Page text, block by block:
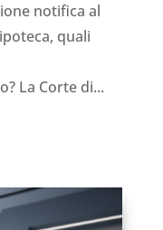
notifica al
quali
La Corte di...